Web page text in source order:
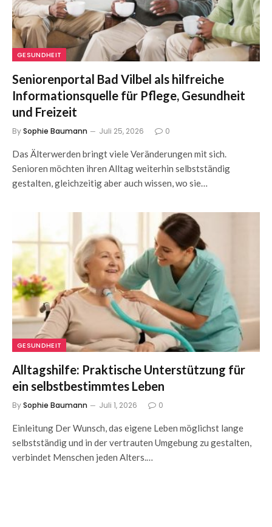
GESUNDHEIT
Seniorenportal Bad Vilbel als hilfreiche
Informationsquelle für Pflege, Gesundheit
und Freizeit
BySophie Baumann Juli 25, 2026 0
Das Älterwerden bringt viele Veränderungen mit sich.
Senioren möchten ihren Alltag weiterhin selbstständig
gestalten, gleichzeitig aber auch wissen, wo sie…
GESUNDHEIT
Alltagshilfe: Praktische Unterstützung für
ein selbstbestimmtes Leben
BySophie Baumann Juli 1, 2026 0
Einleitung Der Wunsch, das eigene Leben möglichst lange
selbstständig und in der vertrauten Umgebung zu gestalten,
verbindet Menschen jeden Alters.…